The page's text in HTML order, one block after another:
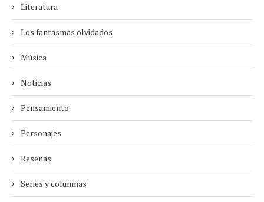
Literatura
Los fantasmas olvidados
Música
Noticias
Pensamiento
Personajes
Reseñas
Series y columnas